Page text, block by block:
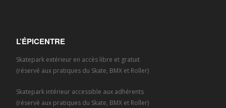
L’ÉPICENTRE
Skatepark extérieur en accès libre et gratuit
(réservé aux pratiques du Skate, BMX et Roller)
Skatepark intérieur accessible aux adhérents
(réservé aux pratiques du Skate, BMX et Roller)